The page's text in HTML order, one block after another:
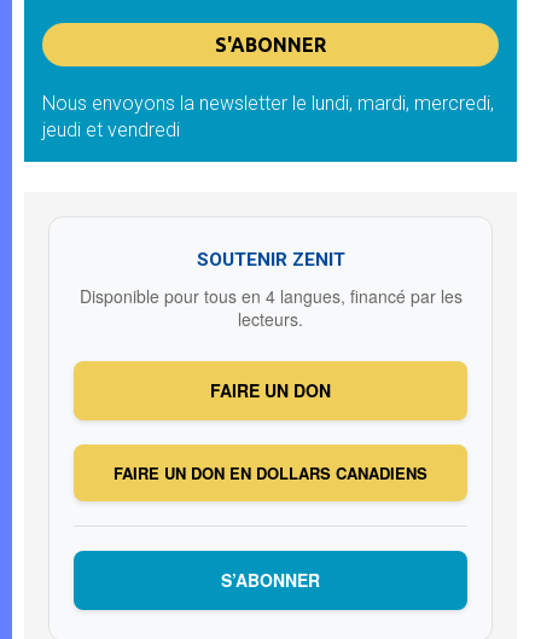
Nous envoyons la newsletter le lundi, mardi, mercredi,
jeudi et vendredi
SOUTENIR ZENIT
Disponible pour tous en 4 langues, financé par les
lecteurs.
FAIRE UN DON
FAIRE UN DON EN DOLLARS CANADIENS
S’ABONNER